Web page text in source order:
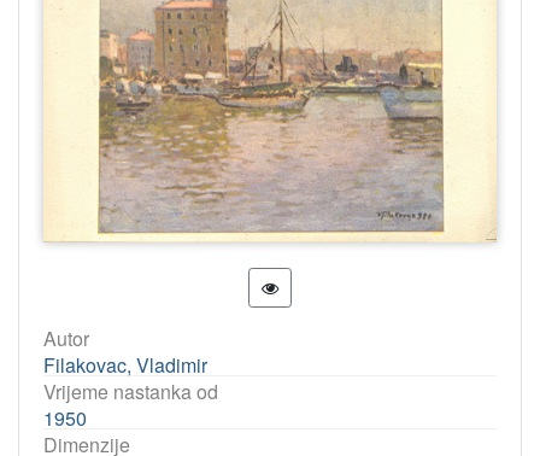
Autor
Filakovac, Vladimir
Vrijeme nastanka od
1950
Dimenzije